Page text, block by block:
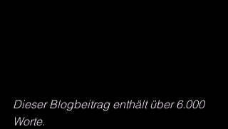
Dieser Blogbeitrag enthält über 6.000
Worte.